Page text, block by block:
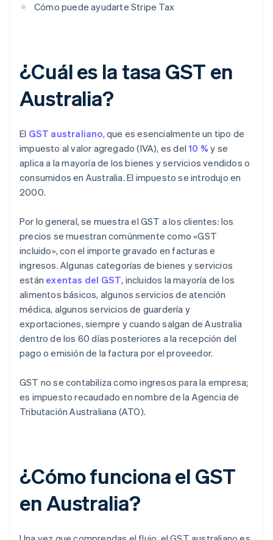
Cómo puede ayudarte Stripe Tax
¿Cuál es la tasa GST en
Australia?
El GST australiano, que es esencialmente un tipo de
impuesto al valor agregado (IVA), es del10 % y se
aplica a la mayoría de los bienes y servicios vendidos o
consumidos en Australia. El impuesto se introdujo en
2000.
Por lo general, se muestra el GST a los clientes: los
precios se muestran comúnmente como «GST
incluido», con el importe gravado en facturas e
ingresos. Algunas categorías de bienes y servicios
están exentas del GST, incluidos la mayoría de los
alimentos básicos, algunos servicios de atención
médica, algunos servicios de guardería y
exportaciones, siempre y cuando salgan de Australia
dentro de los 60 días posteriores a la recepción del
pago o emisión de la factura por el proveedor.
GST no se contabiliza como ingresos para la empresa;
es impuesto recaudado en nombre de la Agencia de
Tributación Australiana (ATO).
¿Cómo funciona el GST
en Australia?